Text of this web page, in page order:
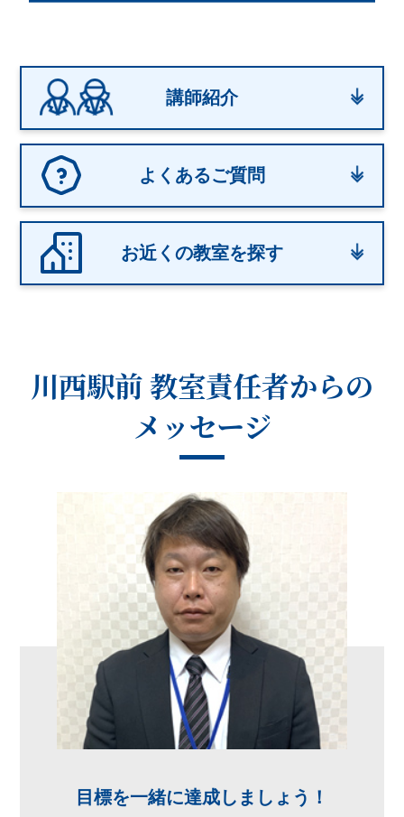
講師紹介
よくあるご質問
お近くの教室を探す
川西駅前 教室責任者からの
メッセージ
目標を一緒に達成しましょう！